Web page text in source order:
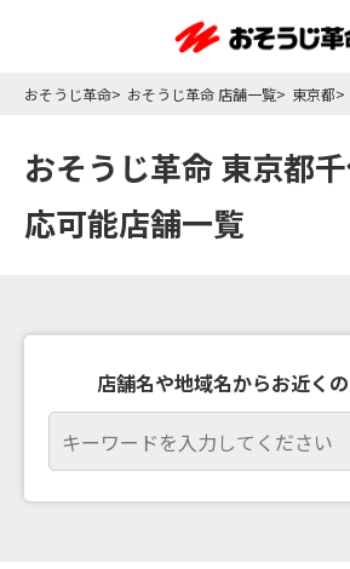
おそうじ革命 おそうじ革命 店舗一覧 東京都
おそうじ革命 東京都
応可能店舗一覧
店舗名や地域名からお近く